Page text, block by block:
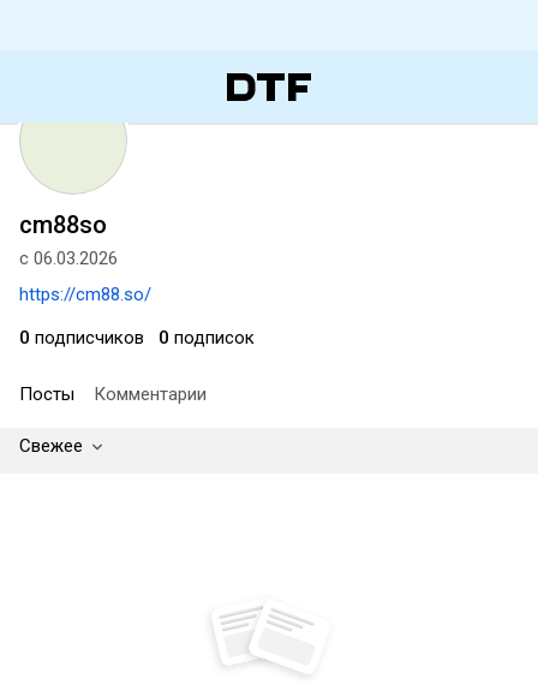
cm88so
с 06.03.2026
https://cm88.so/
0 подписчиков 0 подписок
Посты Комментарии
Свежее